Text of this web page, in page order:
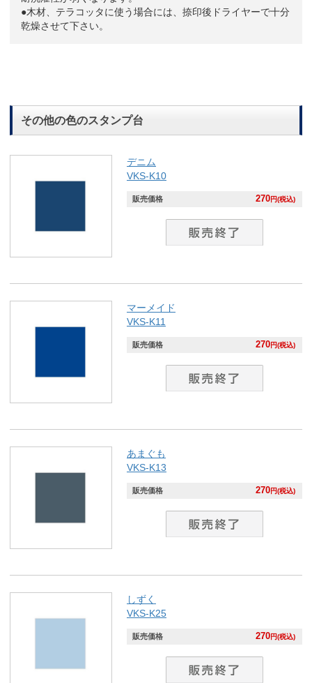
●木材、テラコッタに使う場合には、捺印後ドライヤーで十分
乾燥させて下さい。
その他の色のスタンプ台
デニム
VKS-K10
販売価格 270円(税込)
マーメイド
VKS-K11
販売価格 270円(税込)
あまぐも
VKS-K13
販売価格 270円(税込)
しずく
VKS-K25
販売価格 270円(税込)